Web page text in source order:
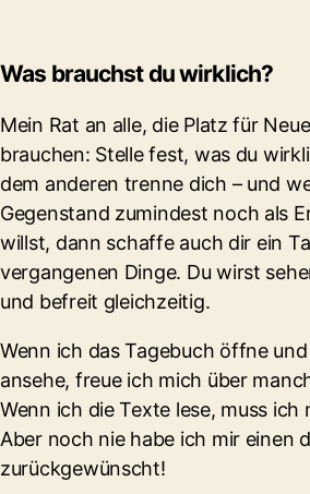
Was brauchst du wirklich?
Mein Rat an alle, die Platz für
brauchen: Stelle fest, was du
dem anderen trenne dich – und
Gegenstand zumindest noch als
willst, dann schaffe auch dir ein
vergangenen Dinge. Du wirst
und befreit gleichzeitig.
Wenn ich das Tagebuch öffne
ansehe, freue ich mich über
Wenn ich die Texte lese, muss ich
Aber noch nie habe ich mir einen
zurückgewünscht!